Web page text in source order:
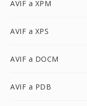
AVIF a XPM
AVIF a XPS
AVIF a DOCM
AVIF a PDB